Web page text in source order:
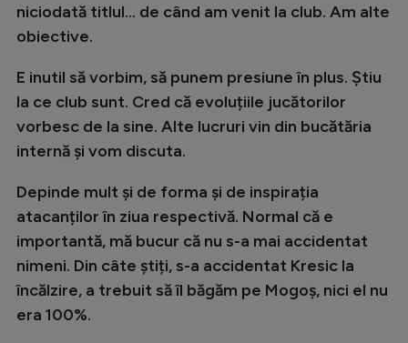
niciodată titlul... de când am venit la club. Am alte
obiective.
E inutil să vorbim, să punem presiune în plus. Știu
la ce club sunt. Cred că evoluțiile jucătorilor
vorbesc de la sine. Alte lucruri vin din bucătăria
internă și vom discuta.
Depinde mult și de forma și de inspirația
atacanților în ziua respectivă. Normal că e
importantă, mă bucur că nu s-a mai accidentat
nimeni. Din câte știți, s-a accidentat Kresic la
încălzire, a trebuit să îl băgăm pe Mogoș, nici el nu
era 100%.